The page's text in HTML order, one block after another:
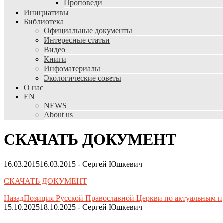
Проповеди
Инициативы
Библиотека
Официальные документы
Интересные статьи
Видео
Книги
Инфоматериалы
Экологические советы
О нас
EN
NEWS
About us
СКАЧАТЬ ДОКУМЕНТ
16.03.201516.03.2015 - Сергей Юшкевич
СКАЧАТЬ ДОКУМЕНТ
НазадПозиция Русской Православной Церкви по актуальным
15.10.202518.10.2025 - Сергей Юшкевич